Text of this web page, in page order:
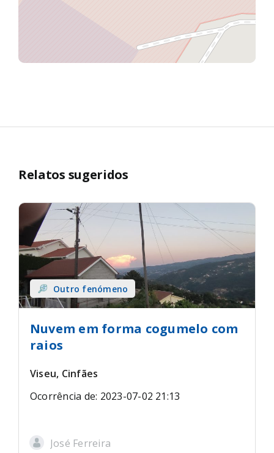
Relatos sugeridos
Outro fenómeno
Nuvem em forma cogumelo com
raios
Viseu, Cinfães
Ocorrência de: 2023-07-02 21:13
José Ferreira